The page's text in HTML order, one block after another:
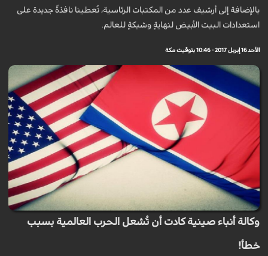
بالإضافة إلى أرشيف عدد من المكتبات الرئاسية، تُعطينا نافذةً جديدة على
استعدادات البيت الأبيض لنهايةٍ وشيكةٍ للعالم.
الأحد 16 إبريل 2017 - 10:46 بتوقيت مكة
وكالة أنباء صينية كادت أن تُشعل الحرب العالمية بسبب
خطأ!